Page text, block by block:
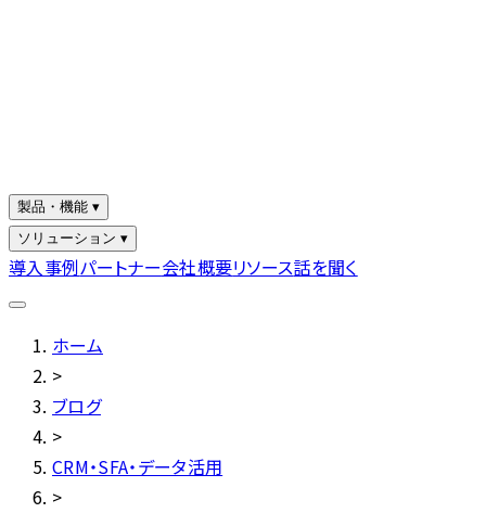
製品・機能 ▾
ソリューション ▾
導入事例パートナー会社概要リソース話を聞く
ホーム
>
ブログ
>
CRM・SFA・データ活用
>